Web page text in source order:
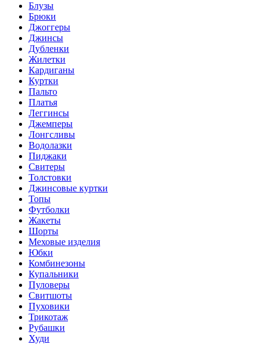
Блузы
Брюки
Джоггеры
Джинсы
Дубленки
Жилетки
Кардиганы
Куртки
Пальто
Платья
Леггинсы
Джемперы
Лонгсливы
Водолазки
Пиджаки
Свитеры
Толстовки
Джинсовые куртки
Топы
Футболки
Жакеты
Шорты
Меховые изделия
Юбки
Комбинезоны
Купальники
Пуловеры
Свитшоты
Пуховики
Трикотаж
Рубашки
Худи